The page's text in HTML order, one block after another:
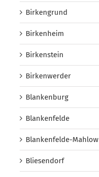
Birkengrund
Birkenheim
Birkenstein
Birkenwerder
Blankenburg
Blankenfelde
Blankenfelde-Mahlow
Bliesendorf